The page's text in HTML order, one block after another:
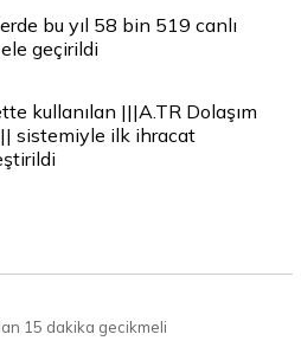
bu yıl 58 bin 519 canlı
geçirildi
kullanılan |||A.TR Dolaşım
sistemiyle ilk ihracat
15 dakika gecikmeli